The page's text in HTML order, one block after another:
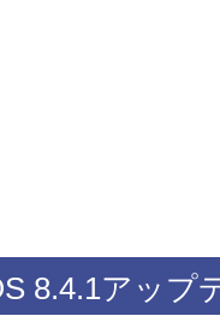
8.4.1アップ